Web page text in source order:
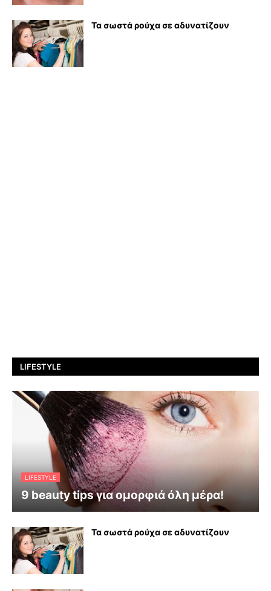
Τα σωστά ρούχα σε αδυνατίζουν
LIFESTYLE
LIFESTYLE
9 beauty tips για ομορφιά όλη μέρα!
Τα σωστά ρούχα σε αδυνατίζουν